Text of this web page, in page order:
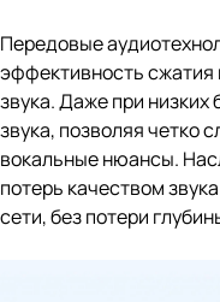
Передовые
эффективность сжатия
звука. Даже при низких
звука, позволяя четко
вокальные нюансы.
потерь качеством
сети, без потери